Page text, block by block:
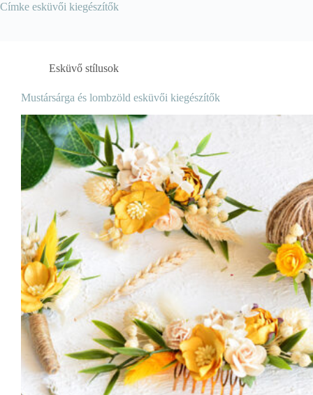
Címke esküvői kiegészítők
Esküvő stílusok
Mustársárga és lombzöld esküvői kiegészítők